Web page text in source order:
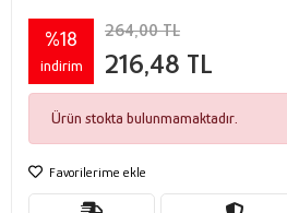
%18
indirim
264,00 TL
216,48 TL
Ürün stokta bulunmamaktadır.
Favorilerime ekle